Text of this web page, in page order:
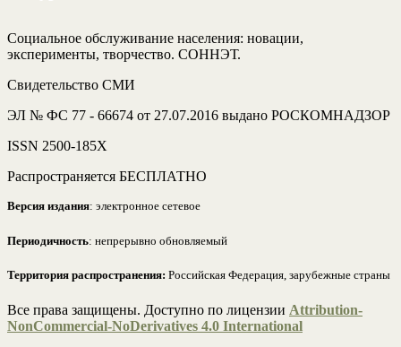
Социальное обслуживание населения: новации,
эксперименты, творчество. СОННЭТ.
Свидетельство СМИ
ЭЛ № ФС 77 - 66674 от 27.07.2016 выдано РОСКОМНАДЗОР
ISSN 2500-185Х
Распространяется БЕСПЛАТНО
Версия издания: электронное сетевое
Периодичность: непрерывно обновляемый
Территория распространения: Российская Федерация, зарубежные страны
Все права защищены. Доступно по лицензии Attribution-
NonCommercial-NoDerivatives 4.0 International